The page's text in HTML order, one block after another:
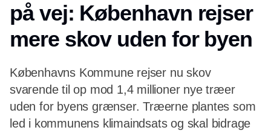
på vej: København rejser
mere skov uden for byen
Københavns Kommune rejser nu skov
svarende til op mod 1,4 millioner nye træer
uden for byens grænser. Træerne plantes som
led i kommunens klimaindsats og skal bidrage